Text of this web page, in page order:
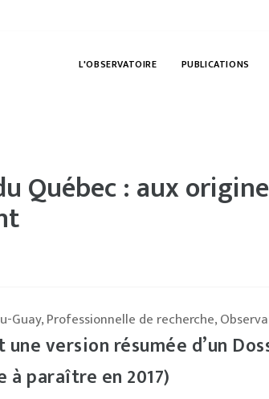
L'OBSERVATOIRE PUBLICATIONS
Québec : aux
Guay, Professionnelle de recherche,
version résumée d’un
paraître en 2017)